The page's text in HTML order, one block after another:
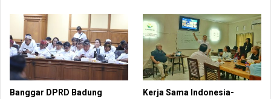
Banggar DPRD Badung
Kerja Sama Indonesia-